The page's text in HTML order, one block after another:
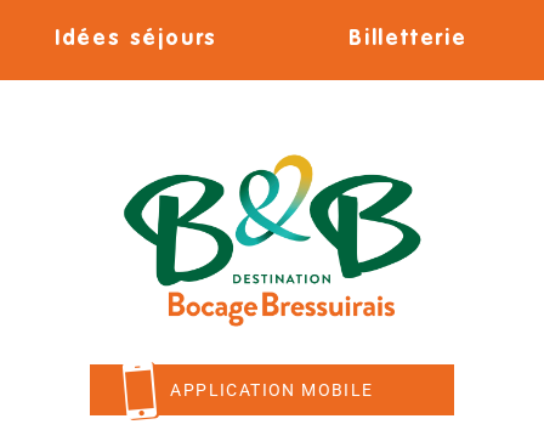
Idées séjours Billetterie
APPLICATION MOBILE